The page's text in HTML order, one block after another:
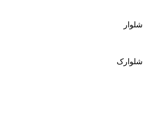
شلوار
شلوارک